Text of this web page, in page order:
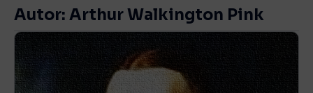
Autor: Arthur Walkington Pink